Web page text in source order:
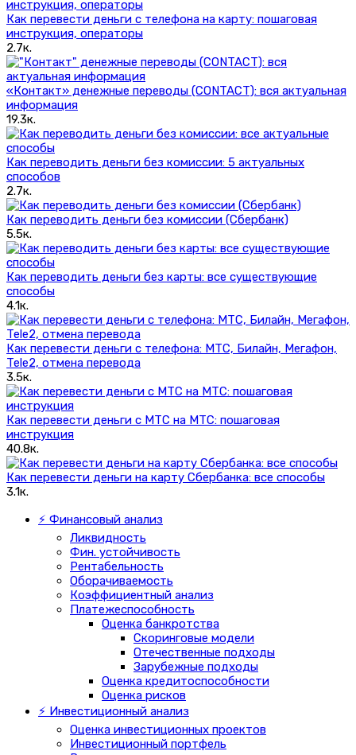
Как перевести деньги с телефона на карту: пошаговая
инструкция, операторы
2.7к.
«Контакт» денежные переводы (CONTACT): вся актуальная
информация
19.3к.
Как переводить деньги без комиссии: 5 актуальных
способов
2.7к.
Как переводить деньги без комиссии (Сбербанк)
5.5к.
Как переводить деньги без карты: все существующие
способы
4.1к.
Как перевести деньги с телефона: МТС, Билайн, Мегафон,
Tele2, отмена перевода
3.5к.
Как перевести деньги с МТС на МТС: пошаговая
инструкция
40.8к.
Как перевести деньги на карту Сбербанка: все способы
3.1к.
⚡ Финансовый анализ
Ликвидность
Фин. устойчивость
Рентабельность
Оборачиваемость
Коэффициентный анализ
Платежеспособность
Оценка банкротства
Скоринговые модели
Отечественные подходы
Зарубежные подходы
Оценка кредитоспособности
Оценка рисков
⚡ Инвестиционный анализ
Оценка инвестиционных проектов
Инвестиционный портфель